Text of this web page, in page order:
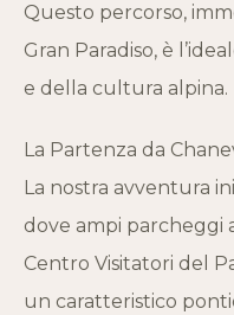
Questo percorso,
Gran Paradiso, è
e della cultura alpina.
La Partenza da
La nostra avventura
dove ampi parcheggi
Centro Visitatori del
un caratteristico